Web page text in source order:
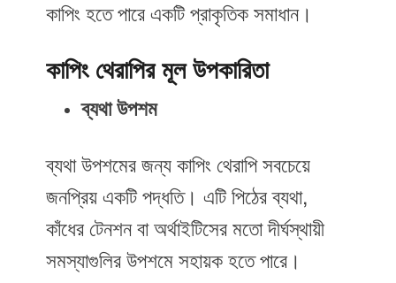
কাপিং হতে পারে একটি প্রাকৃতিক সমাধান।
কাপিং থেরাপির মূল উপকারিতা
ব্যথা উপশম
ব্যথা উপশমের জন্য কাপিং থেরাপি সবচেয়ে
জনপ্রিয় একটি পদ্ধতি। এটি পিঠের ব্যথা,
কাঁধের টেনশন বা অর্থাইটিসের মতো দীর্ঘস্থায়ী
সমস্যাগুলির উপশমে সহায়ক হতে পারে।